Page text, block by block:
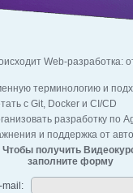
Web-разработка:
терминологию и
с Git, Docker и CI/CD
разработку по
и поддержка от
Чтобы получить
заполните форму
mail: